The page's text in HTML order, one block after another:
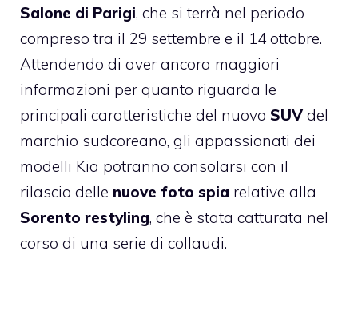
Salone di Parigi, che si terrà nel periodo
compreso tra il 29 settembre e il 14 ottobre.
Attendendo di aver ancora maggiori
informazioni per quanto riguarda le
principali caratteristiche del nuovo SUV del
marchio sudcoreano, gli appassionati dei
modelli Kia potranno consolarsi con il
rilascio delle nuove foto spia relative alla
Sorento restyling, che è stata catturata nel
corso di una serie di collaudi.